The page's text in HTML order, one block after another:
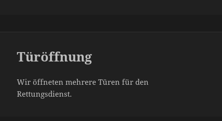
Türöffnung
Wir öffneten mehrere Türen für den
Rettungsdienst.